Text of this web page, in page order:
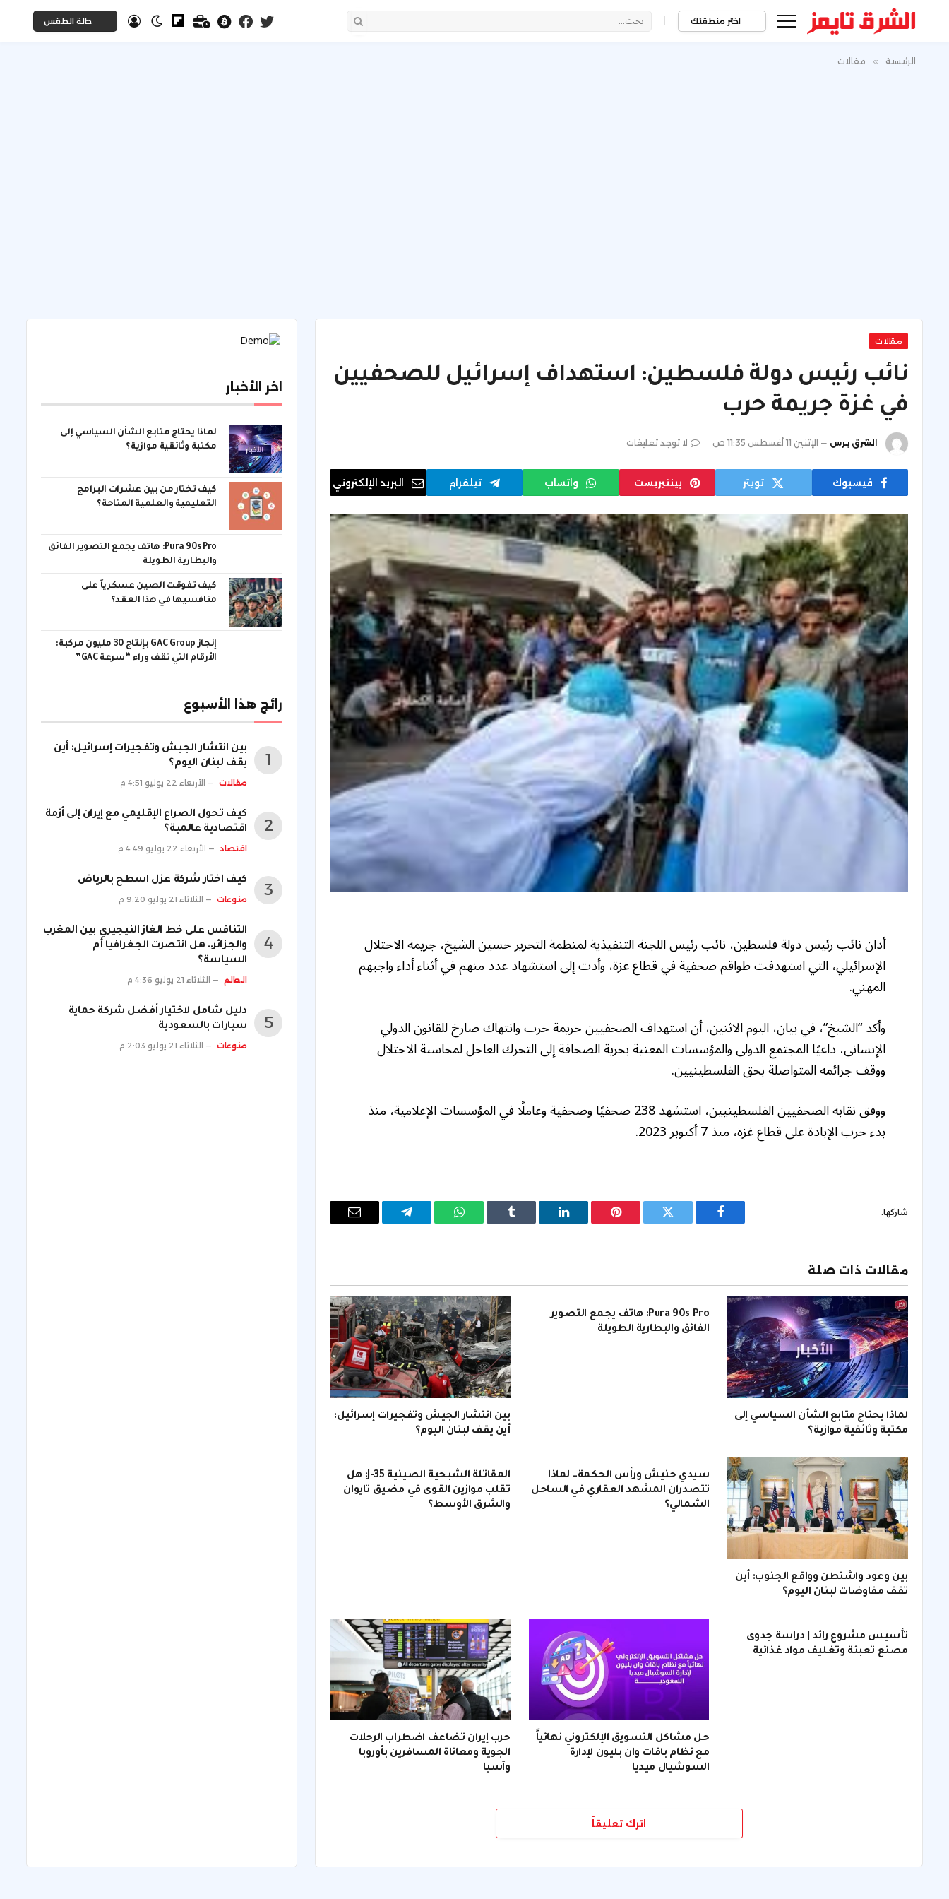
اختر منطقتك | حالة الطقس
الرئيسية » مقالات
مقالات
نائب رئيس دولة فلسطين: استهداف إسرائيل للصحفيين
في غزة جريمة حرب
الشرق برس الإثنين 11 أغسطس 11:35 ص لا توجد تعليقات
فيسبوك تويتر بينتيريست واتساب تيلقرام البريد الإلكتروني
أدان نائب رئيس دولة فلسطين، نائب رئيس اللجنة التنفيذية لمنظمة التحرير حسين الشيخ، جريمة الاحتلال
الإسرائيلي، التي استهدفت طواقم صحفية في قطاع غزة، وأدت إلى استشهاد عدد منهم في أثناء أداء واجبهم
المهني.
وأكد “الشيخ”، في بيان، اليوم الاثنين، أن استهداف الصحفيين جريمة حرب وانتهاك صارخ للقانون الدولي
الإنساني، داعيًا المجتمع الدولي والمؤسسات المعنية بحرية الصحافة إلى التحرك العاجل لمحاسبة الاحتلال
ووقف جرائمه المتواصلة بحق الفلسطينيين.
ووفق نقابة الصحفيين الفلسطينيين، استشهد 238 صحفيًا وصحفية وعاملًا في المؤسسات الإعلامية، منذ
بدء حرب الإبادة على قطاع غزة، منذ 7 أكتوبر 2023.
شاركها.
فيسبوك تويتر بينتيريستلينكدإن Tumblr واتساب تيلقرام
البريد
مقالات ذات صلة
لماذا يحتاج متابع الشأن السياسي إلى
مكتبة وثائقية موازية؟
Pura 90s Pro: هاتف يجمع التصوير
الفائق والبطارية الطويلة
بين انتشار الجيش وتفجيرات إسرائيل:
أين يقف لبنان اليوم؟
بين وعود واشنطن وواقع الجنوب: أين
تقف مفاوضات لبنان اليوم؟
سيدي حنيش ورأس الحكمة.. لماذا
تتصدران المشهد العقاري في الساحل
الشمالي؟
المقاتلة الشبحية الصينية J-35: هل
تقلب موازين القوى في مضيق تايوان
والشرق الأوسط؟
تأسيس مشروع رائد | دراسة جدوى
مصنع تعبئة وتغليف مواد غذائية
حل مشاكل التسويق الإلكتروني نهائياً
مع نظام باقات وان بليون لإدارة
السوشيال ميديا
حرب إيران تضاعف اضطراب الرحلات
الجوية ومعاناة المسافرين بأوروبا
وآسيا
اترك تعليقاً
اخر الأخبار
لماذا يحتاج متابع الشأن السياسي إلى
مكتبة وثائقية موازية؟
كيف تختار من بين عشرات البرامج
التعليمية والعلمية المتاحة؟
Pura 90s Pro: هاتف يجمع التصوير الفائق
والبطارية الطويلة
كيف تفوقت الصين عسكرياً على
منافسيها في هذا العقد؟
إنجاز GAC Group بإنتاج 30 مليون مركبة:
الأرقام التي تقف وراء “سرعة GAC”
رائج هذا الأسبوع
بين انتشار الجيش وتفجيرات إسرائيل: أين
يقف لبنان اليوم؟
مقالات الأربعاء 22 يوليو 4:51 م
كيف تحول الصراع الإقليمي مع إيران إلى أزمة
اقتصادية عالمية؟
اقتصاد الأربعاء 22 يوليو 4:49 م
كيف اختار شركة عزل اسطح بالرياض
منوعات الثلاثاء 21 يوليو 9:20 م
التنافس على خط الغاز النيجيري بين المغرب
والجزائر.. هل انتصرت الجغرافيا أم
السياسة؟
العالم الثلاثاء 21 يوليو 4:36 م
دليل شامل لاختيار أفضل شركة حماية
سيارات بالسعودية
منوعات الثلاثاء 21 يوليو 2:03 م